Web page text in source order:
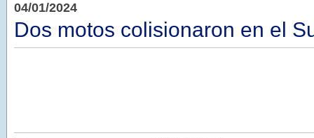
04/01/2024
Dos motos colisionaron en el